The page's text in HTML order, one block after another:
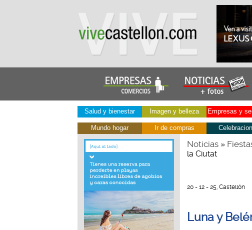
Salud y bienestar Imagen y belleza Empresas y
Mundo hogar Ir de compras
Noticias»
la Ciutat
20 - 12 - 25, Castellón
Luna y